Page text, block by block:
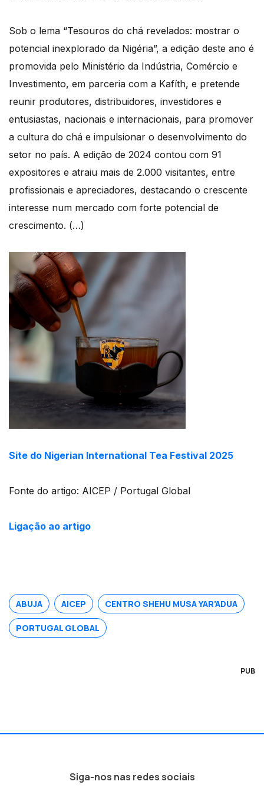
Sob o lema “Tesouros do chá revelados: mostrar o
potencial inexplorado da Nigéria”, a edição deste ano é
promovida pelo Ministério da Indústria, Comércio e
Investimento, em parceria com a Kafíth, e pretende
reunir produtores, distribuidores, investidores e
entusiastas, nacionais e internacionais, para promover
a cultura do chá e impulsionar o desenvolvimento do
setor no país. A edição de 2024 contou com 91
expositores e atraiu mais de 2.000 visitantes, entre
profissionais e apreciadores, destacando o crescente
interesse num mercado com forte potencial de
crescimento. (…)
Site do Nigerian International Tea Festival 2025
Fonte do artigo: AICEP / Portugal Global
Ligação ao artigo
ABUJA AICEP CENTRO SHEHU MUSA YAR'ADUA
PORTUGAL GLOBAL
PUB
Siga-nos nas redes sociais